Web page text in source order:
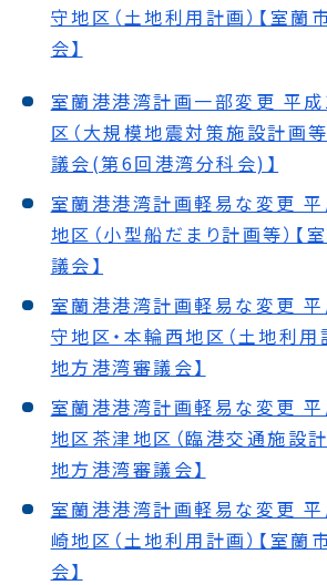
守地区（土地利用計画）【室蘭
会】
室蘭港港湾計画一部変更 平
区（大規模地震対策施設計画等
議会(第6回港湾分科会)】
室蘭港港湾計画軽易な変更
地区（小型船だまり計画等）【
議会】
室蘭港港湾計画軽易な変更
守地区・本輪西地区（土地利用
地方港湾審議会】
室蘭港港湾計画軽易な変更
地区茶津地区（臨港交通施設計
地方港湾審議会】
室蘭港港湾計画軽易な変更
崎地区（土地利用計画）【室蘭
会】